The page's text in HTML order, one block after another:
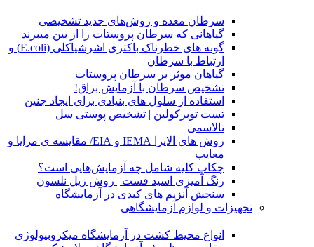
سرطان معده و روش‌های جدید تشخیصی
گیاهانی که سرطان پروستات را از بین میبرند
گونه های خطرناک باکتری اشرشیاکلی (E.coli) و
ارتباط با سرطان
گیاهان موثر بر سرطان پروستات
تشخیص سرطان با آزمایش بزاق!
استفاده از سلول های بنیادی برای ایجاد جنین
تست توبرکولین | تشخیص پوستی سل
تالاسمی
روش های الایزا IEMA و EIA/ مقایسه ی مزایا و
معایب
چکاپ کلیه شامل چه آزمایش‌هایی است؟
رنگ آمیزی اسید فست | روش زیل نلسون
سنجش آنزیم های کبدی در آزمایشگاه
تجهیزات و لوازم آزمایشگاهی
انواع محیط کشت در آزمایشگاه میکروبیولوژی